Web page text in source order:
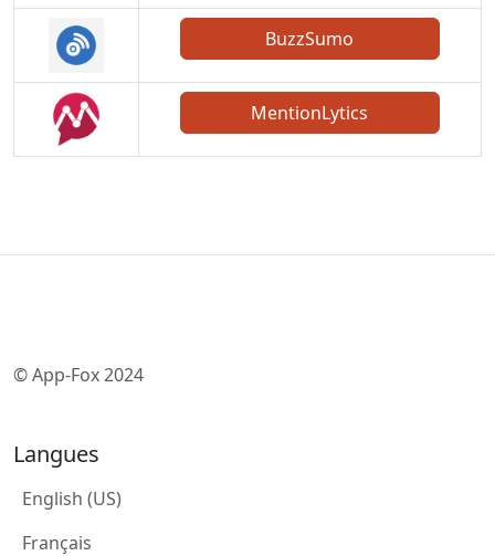
BuzzSumo
MentionLytics
© App-Fox 2024
Langues
English (US)
Français